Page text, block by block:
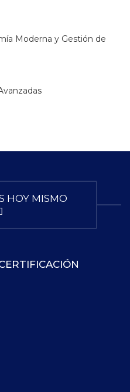
Moderna y Gestión de
HOY MISMO